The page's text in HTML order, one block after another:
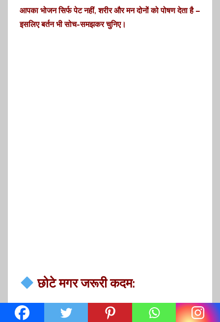
आपका भोजन सिर्फ पेट नहीं, शरीर और मन दोनों को पोषण देता है –
इसलिए बर्तन भी सोच-समझकर चुनिए।
छोटे मगर जरूरी कदम:
पुरानी और खुरदरी एल्यूमिनियम कढ़ाइयाँ फेंक दें